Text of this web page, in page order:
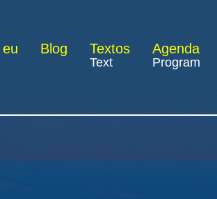
Blog Textos
Text
Agenda
Program